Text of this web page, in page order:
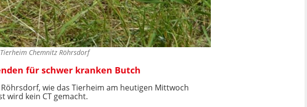
Tierheim Chemnitz Röhrsdorf
für schwer kranken Butch
wie das Tierheim am heutigen Mittwoch
wird kein CT gemacht.